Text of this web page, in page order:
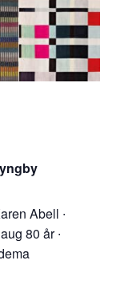
Abell ∙
80 år ∙